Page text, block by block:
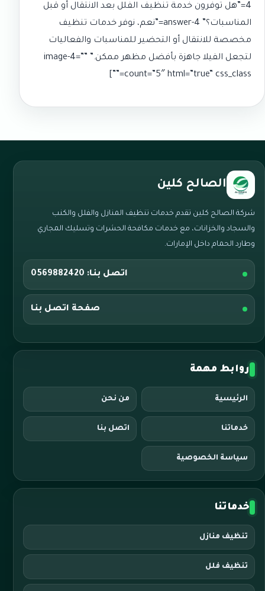
4=”هل توفرون خدمة تنظيف الفلل بعد الانتقال أو قبل
المناسبات؟” answer-4=”نعم، نوفر خدمات تنظيف
مخصصة للانتقال أو التحضير للمناسبات والفعاليات
لتجعل الفيلا جاهزة بأفضل مظهر ممكن.” image-4=””
count=”5″ html=”true” css_class=””]
الصالح كلين
شركة الصالح كلين تقدم خدمات تنظيف المنازل والفلل والكنب
والسجاد والخزانات، مع خدمات مكافحة الحشرات وتسليك المجاري
وطارد الحمام داخل الإمارات.
اتصل بنا: 0569882420
صفحة اتصل بنا
روابط مهمة
الرئيسية من نحن
خدماتنا اتصل بنا
سياسة الخصوصية
خدماتنا
تنظيف منازل
تنظيف فلل